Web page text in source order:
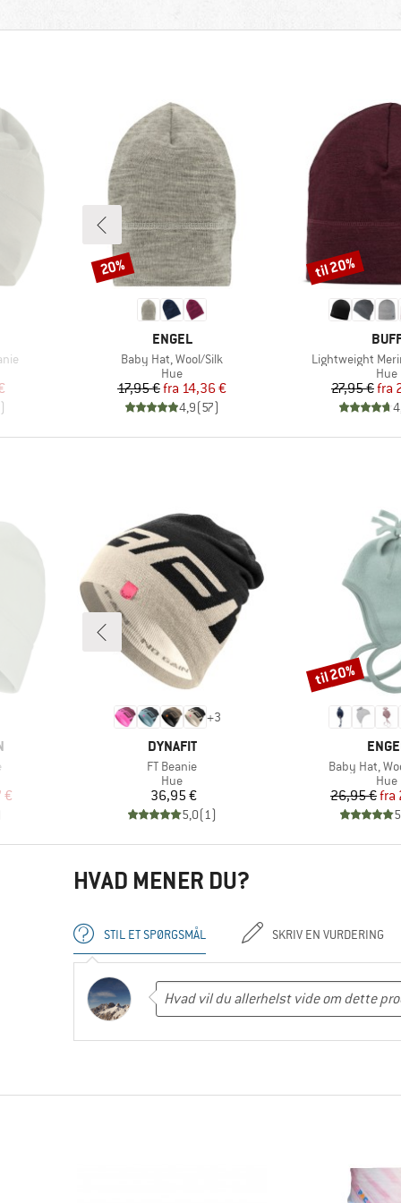
)
MÆRKE
ENGEL
Artikel
Baby Hat, Wool/Silk
Produktgruppe
Hue
Pris
17,95 € Nedsat pris
fra 14,36 €
4,9(57)
Rabat
20%
Artikel
Lightweight
Hue
27,95 €fra
Rabat
til 20%
€
+3
MÆRKE
DYNAFIT
Artikel
FT Beanie
Produktgruppe
Hue
Pris
36,95 €
5,0(1)
Artikel
Baby Hat,
Hue
26,95 €fra
Rabat
til 20%
HVAD MENER DU?
STIL ET SPØRGSMÅL SKRIV EN VURDERING